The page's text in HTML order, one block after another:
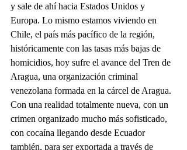
y sale de ahí hacia Estados Unidos y
Europa. Lo mismo estamos viviendo en
Chile, el país más pacífico de la región,
históricamente con las tasas más bajas de
homicidios, hoy sufre el avance del Tren de
Aragua, una organización criminal
venezolana formada en la cárcel de Aragua.
Con una realidad totalmente nueva, con un
crimen organizado mucho más sofisticado,
con cocaína llegando desde Ecuador
también, para ser exportada a través de